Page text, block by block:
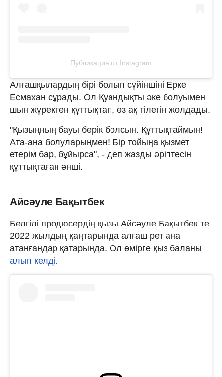
Публикация от Instagram
Алғашқылардың бірі болып сүйіншіні Ерке
Есмахан сұрады. Ол Қуандықты әке болуымен
шын жүректен құттықтап, өз ақ тілегін жолдады.
"Қызыңның бауы берік болсын. Құттықтаймын!
Ата-ана болуларыңмен! Бір тойыңа қызмет
етерім бар, бұйырса", - деп жазды әріптесін
құттықтаған әнші.
Айсәуле Бақытбек
Белгілі продюсердің қызы Айсәуле Бақытбек те
2022 жылдың қаңтарында алғаш рет ана
атанғандар қатарында. Ол өмірге қыз баланы
алып келді.